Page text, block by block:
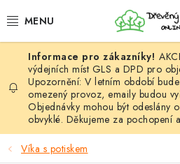
na
HÁČKOVÁNÍ
VYPLÉTÁNÍ
PŘÍZE
výdejních míst GLS a DPD pro
Upozornění: V letním období
omezený provoz, emaily budou
Objednávky mohou být odeslány
obvyklé. Děkujeme za pochopení
Víka s potiskem